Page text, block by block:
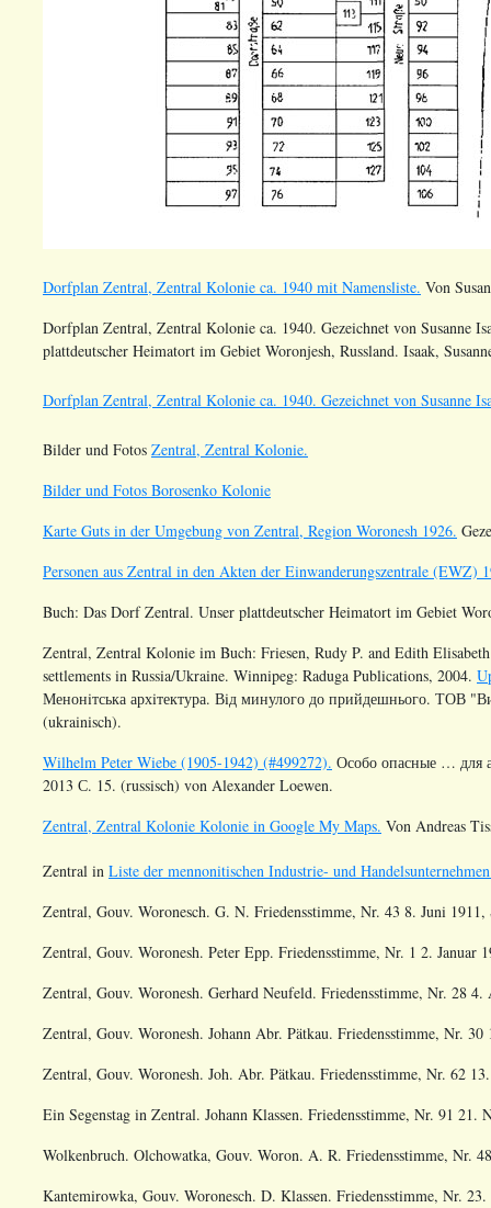
Dorfplan Zentral, Zentral Kolonie ca. 1940 mit Namensliste. Von
Dorfplan Zentral, Zentral Kolonie ca. 1940. Gezeichnet von Susanne
plattdeutscher Heimatort im Gebiet Woronjesh, Russland. Isaak,
Dorfplan Zentral, Zentral Kolonie ca. 1940. Gezeichnet von Susanne
Bilder und Fotos Zentral, Zentral Kolonie.
Bilder und Fotos Borosenko Kolonie
Karte Guts in der Umgebung von Zentral, Region Woronesh 1926.
Personen aus Zentral in den Akten der Einwanderungszentrale (EWZ)
Buch: Das Dorf Zentral. Unser plattdeutscher Heimatort im Gebiet
Zentral, Zentral Kolonie im Buch: Friesen, Rudy P. and Edith
settlements in Russia/Ukraine. Winnipeg: Raduga Publications, 2004.
Менонiтська архiтектура. Вiд минулого до прийдешнього. ТОВ
(ukrainisch).
Wilhelm Peter Wiebe (1905-1942) (#499272). Особо опасные … для
2013 С. 15. (russisch) von Alexander Loewen.
Zentral, Zentral Kolonie Kolonie in Google My Maps. Von Andreas
Zentral in Liste der mennonitischen Industrie- und
Zentral, Gouv. Woronesch. G. N. Friedensstimme, Nr. 43 8. Juni
Zentral, Gouv. Woronesh. Peter Epp. Friedensstimme, Nr. 1 2. Januar
Zentral, Gouv. Woronesh. Gerhard Neufeld. Friedensstimme, Nr. 28
Zentral, Gouv. Woronesh. Johann Abr. Pätkau. Friedensstimme, Nr.
Zentral, Gouv. Woronesh. Joh. Abr. Pätkau. Friedensstimme, Nr. 62
Ein Segenstag in Zentral. Johann Klassen. Friedensstimme, Nr. 91 21.
Wolkenbruch. Olchowatka, Gouv. Woron. A. R. Friedensstimme, Nr.
Kantemirowka, Gouv. Woronesch. D. Klassen. Friedensstimme, Nr.